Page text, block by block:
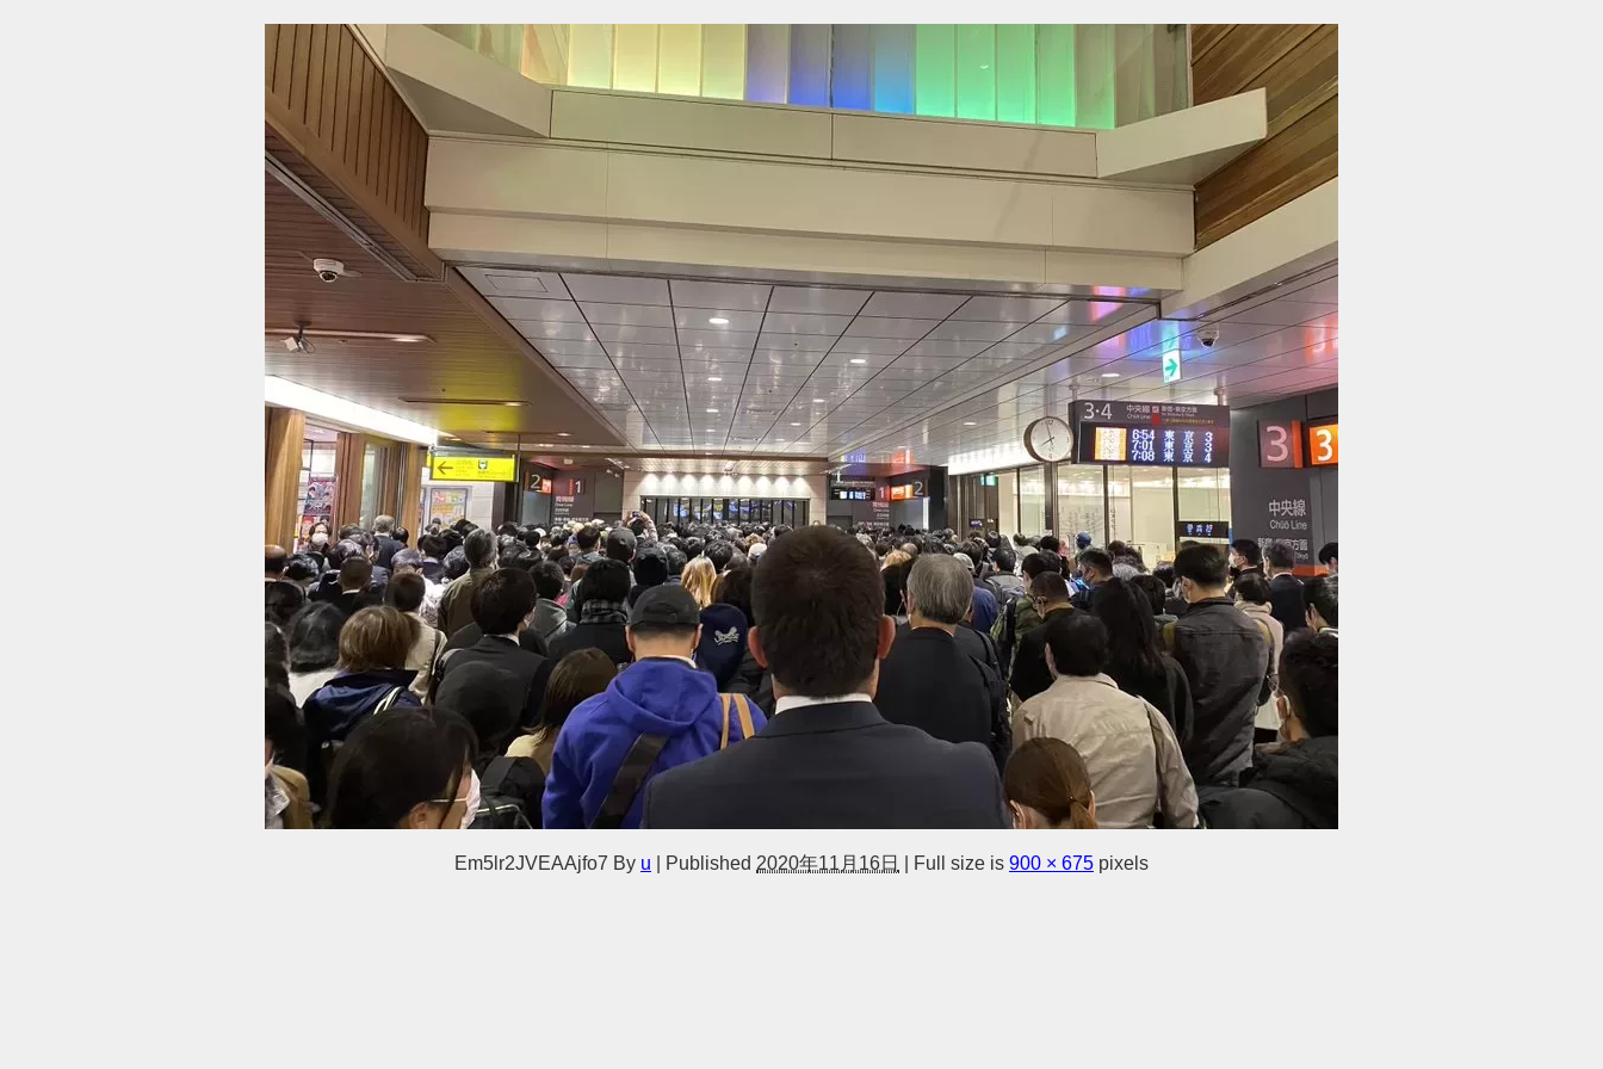
Em5lr2JVEAAjfo7 By u Published 2020年11月16日 Full size is 900 × 675 pixels